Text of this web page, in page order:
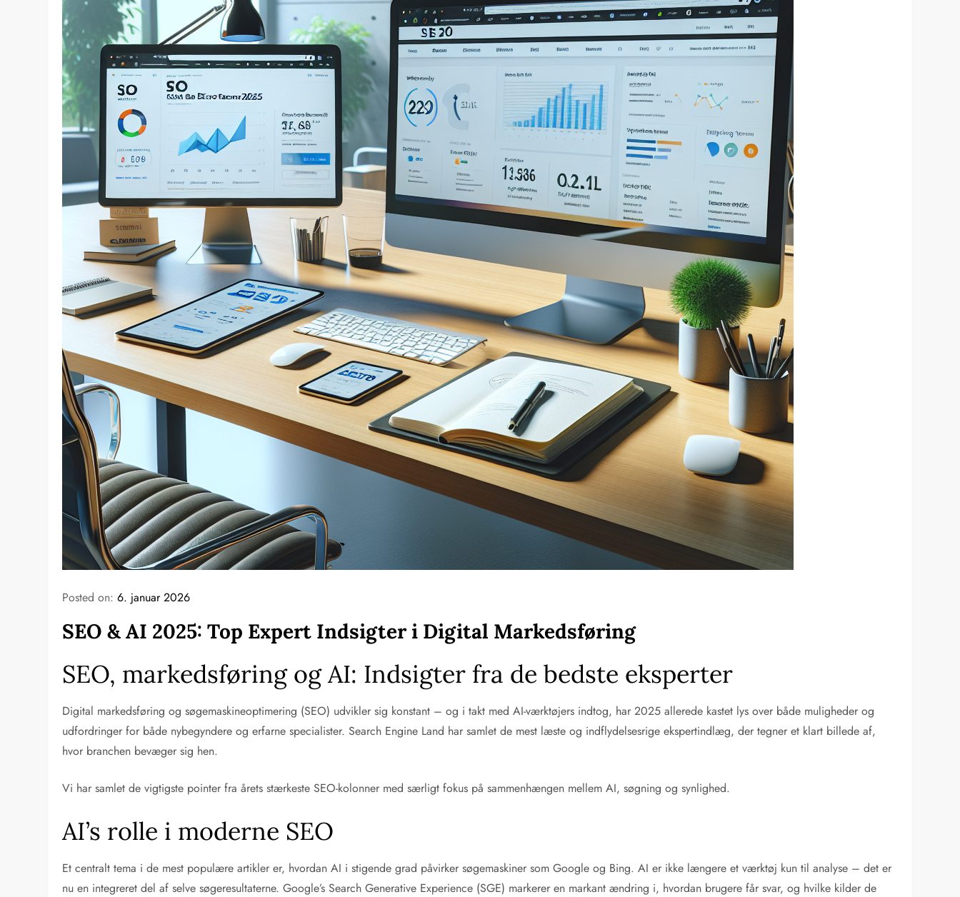
Posted on:6. januar 2026
SEO & AI 2025: Top Expert Indsigter i Digital Markedsføring
SEO, markedsføring og AI: Indsigter fra de bedste eksperter
Digital markedsføring og søgemaskineoptimering (SEO) udvikler sig konstant – og i takt med AI-værktøjers indtog, har 2025 allerede kastet lys over både muligheder og
udfordringer for både nybegyndere og erfarne specialister. Search Engine Land har samlet de mest læste og indflydelsesrige ekspertindlæg, der tegner et klart billede af,
hvor branchen bevæger sig hen.
Vi har samlet de vigtigste pointer fra årets stærkeste SEO-kolonner med særligt fokus på sammenhængen mellem AI, søgning og synlighed.
AI’s rolle i moderne SEO
Et centralt tema i de mest populære artikler er, hvordan AI i stigende grad påvirker søgemaskiner som Google og Bing. AI er ikke længere et værktøj kun til analyse – det er
nu en integreret del af selve søgeresultaterne. Google’s Search Generative Experience (SGE) markerer en markant ændring i, hvordan brugere får svar, og hvilke kilder de